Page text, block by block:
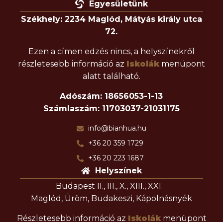
Egyesületünk
Székhely: 2234 Maglód, Mátyás király utca
72.
Ezen a címen edzés nincs, a helyszínekről
részletesebb információ az Iskolákmenüpont
alatt található.
Adószám: 18656053-1-13
Számlaszám: 11703037-21031175
info@bianhua.hu
+36 20 359 1729
+36 20 223 1687
Helyszínek
Budapest II., III., X., XIII., XXI.
Maglód, Üröm, Budakeszi, Kápolnásnyék
Részletesebb információ az Iskolákmenüpont